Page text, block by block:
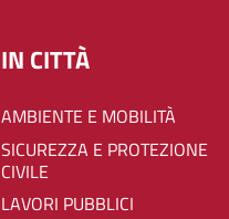
IN CITTÀ
AMBIENTE E MOBILITÀ
SICUREZZA E PROTEZIONE
CIVILE
LAVORI PUBBLICI